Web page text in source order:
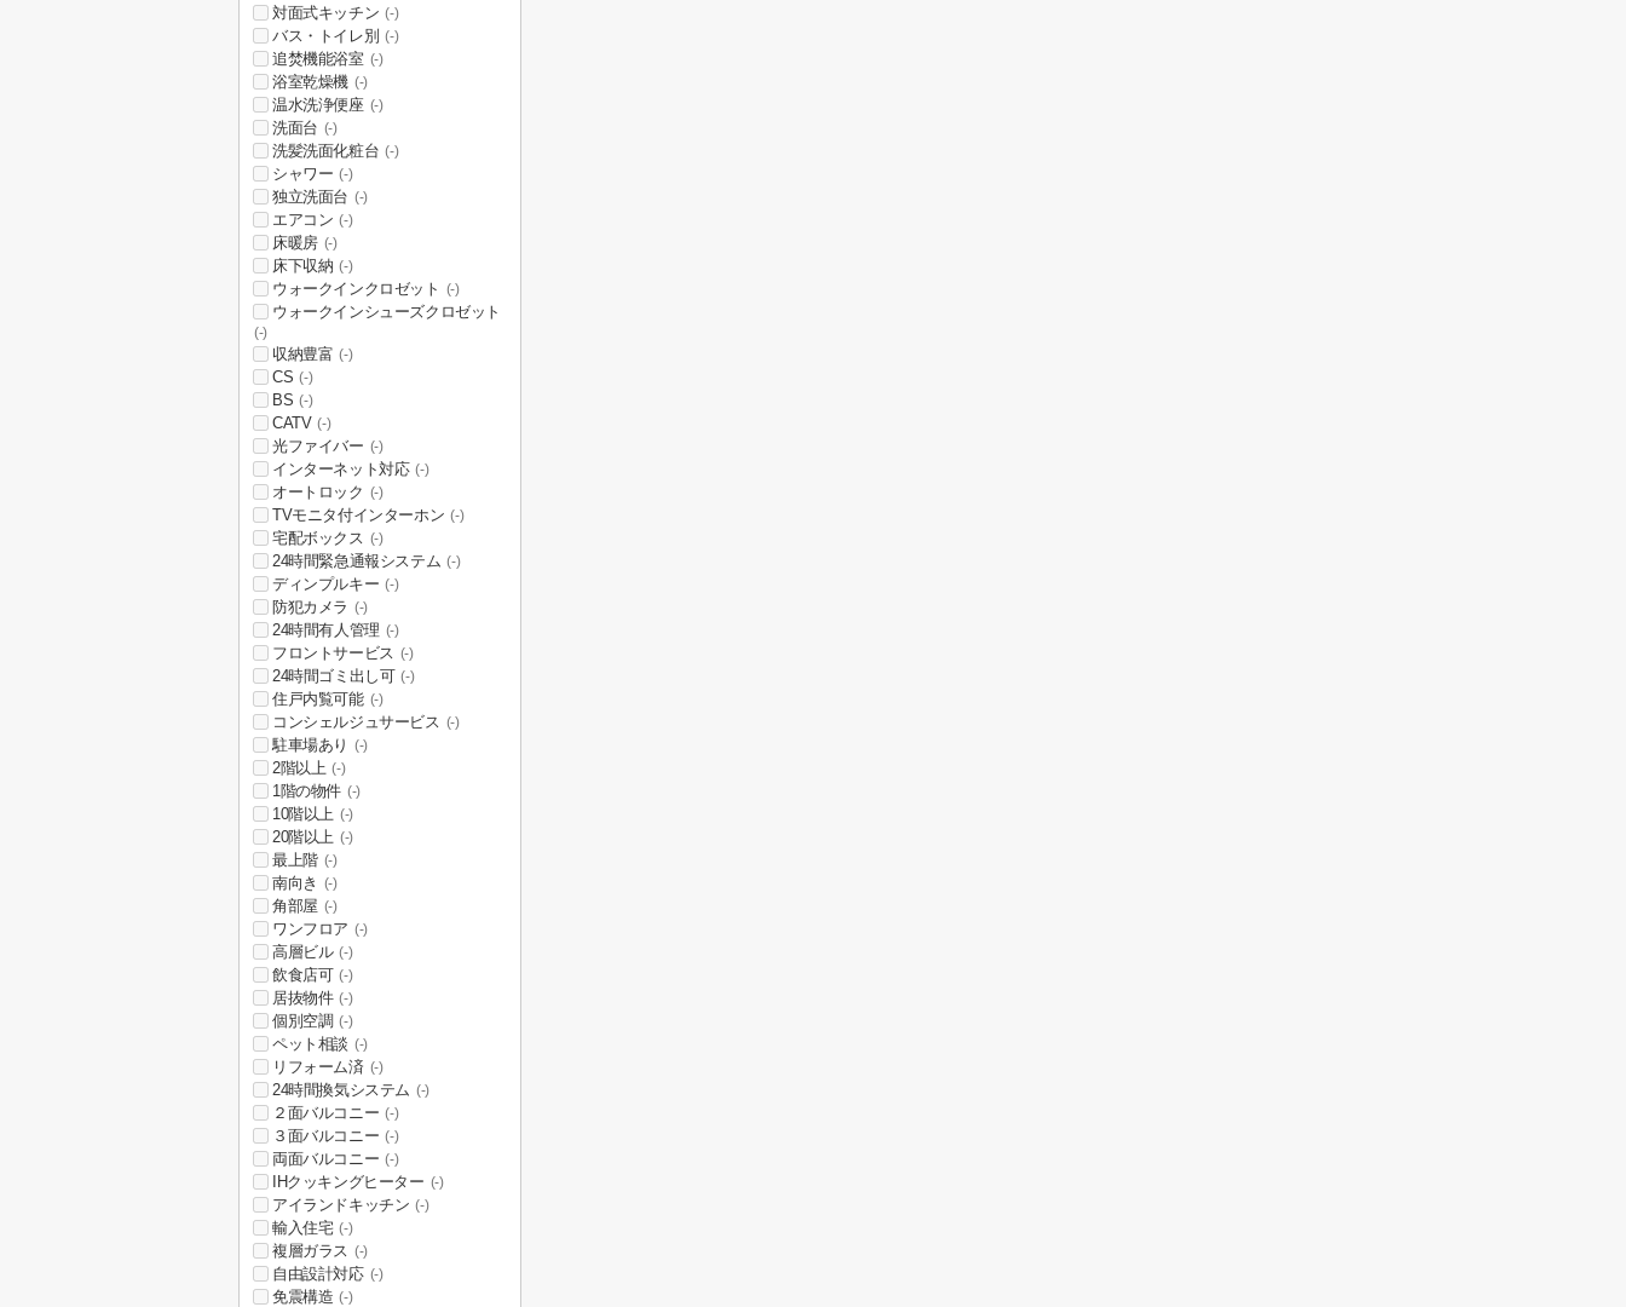
対面式キッチン (-)
バス・トイレ別 (-)
追焚機能浴室 (-)
浴室乾燥機 (-)
温水洗浄便座 (-)
洗面台 (-)
洗髪洗面化粧台 (-)
シャワー (-)
独立洗面台 (-)
エアコン (-)
床暖房 (-)
床下収納 (-)
ウォークインクロゼット (-)
ウォークインシューズクロゼット
(-)
収納豊富 (-)
CS (-)
BS (-)
CATV (-)
光ファイバー (-)
インターネット対応 (-)
オートロック (-)
TVモニタ付インターホン (-)
宅配ボックス (-)
24時間緊急通報システム (-)
ディンプルキー (-)
防犯カメラ (-)
24時間有人管理 (-)
フロントサービス (-)
24時間ゴミ出し可 (-)
住戸内覧可能 (-)
コンシェルジュサービス (-)
駐車場あり (-)
2階以上 (-)
1階の物件 (-)
10階以上 (-)
20階以上 (-)
最上階 (-)
南向き (-)
角部屋 (-)
ワンフロア (-)
高層ビル (-)
飲食店可 (-)
居抜物件 (-)
個別空調 (-)
ペット相談 (-)
リフォーム済 (-)
24時間換気システム (-)
２面バルコニー (-)
３面バルコニー (-)
両面バルコニー (-)
IHクッキングヒーター (-)
アイランドキッチン (-)
輸入住宅 (-)
複層ガラス (-)
自由設計対応 (-)
免震構造 (-)